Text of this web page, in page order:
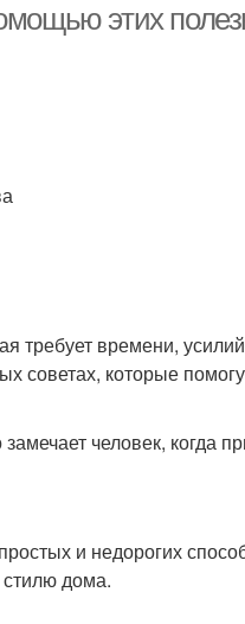
этих
требует времени,
советах, которые
человек, когда
и недорогих
дома.